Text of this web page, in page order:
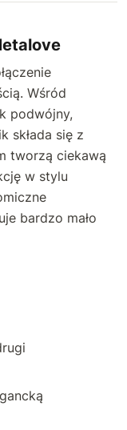
Wśród
podwójny,
składa się z
tworzą ciekawą
w stylu
bardzo mało